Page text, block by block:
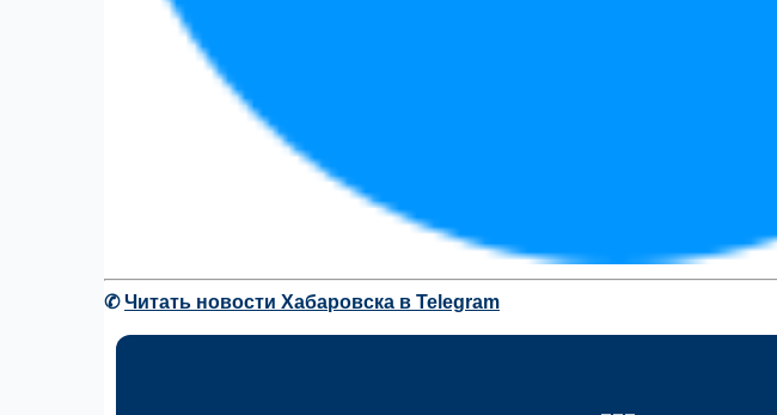
✆Читать новости Хабаровска в Telegram